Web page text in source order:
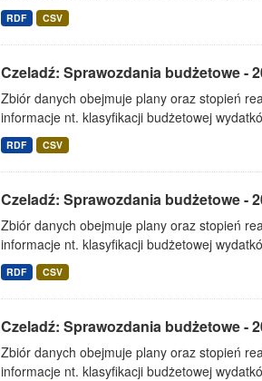
RDF CSV
Czeladź: Sprawozdania budżetowe -
Zbiór danych obejmuje plany oraz stopień
informacje nt. klasyfikacji budżetowej
RDF CSV
Czeladź: Sprawozdania budżetowe -
Zbiór danych obejmuje plany oraz stopień
informacje nt. klasyfikacji budżetowej
RDF CSV
Czeladź: Sprawozdania budżetowe -
Zbiór danych obejmuje plany oraz stopień
informacje nt. klasyfikacji budżetowej